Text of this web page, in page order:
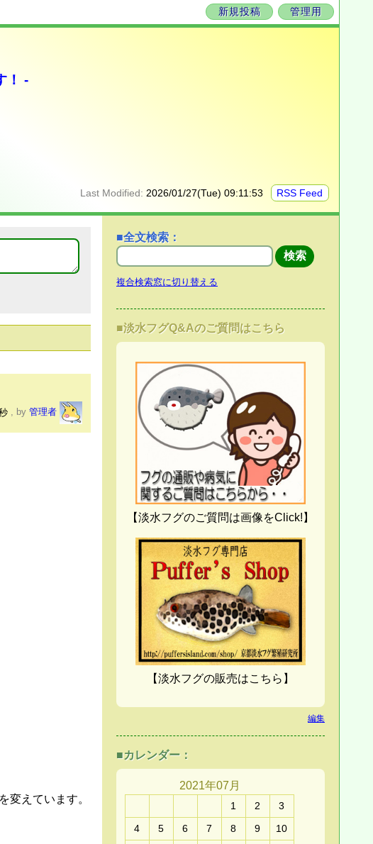
新規投稿 管理用
！ -
Last Modified:2026/01/27(Tue) 09:11:53 RSS Feed
, by 管理者
変えています。
■全文検索：
複合検索窓に切り替える
■淡水フグQ&Aのご質問はこちら
【淡水フグのご質問は画像をClick!】
【淡水フグの販売はこちら】
編集
■カレンダー：
2021年07月
1 2
3
4
5 6 7 8 9
10